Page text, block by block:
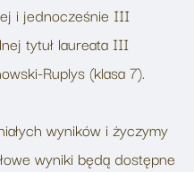
i jednocześnie III
tytuł laureata III
Ruplys (klasa 7).
wyników i życzymy
wyniki będą dostępne